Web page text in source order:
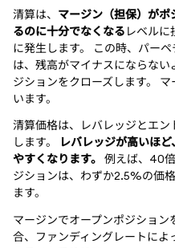
清算は、 マージン（担保）がポ
るのに十分でなくなる レベルに
に発生します。 この時、パー
は、残高がマイナスにならない
ジションをクローズします。
います。
清算価格は、レバレッジとエン
します。
レバレッジが高いほ
やすくなります。
例えば、40
ジションは、わずか2.5%の価
ます。
マージンでオープンポジション
合、ファンディングレートによ